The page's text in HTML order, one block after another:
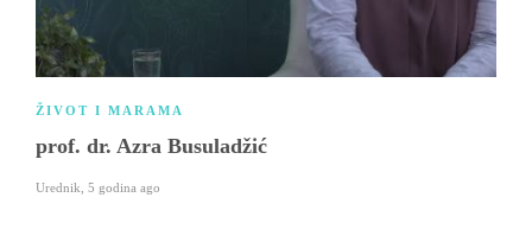
ŽIVOT I MARAMA
prof. dr. Azra Busuladžić
Urednik 5 godina ago